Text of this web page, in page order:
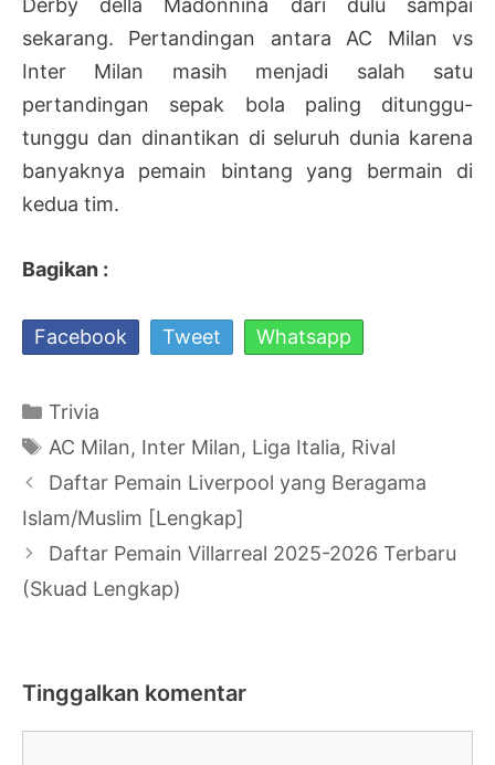
Derby della Madonnina dari dulu sampai
sekarang. Pertandingan antara AC Milan vs
Inter Milan masih menjadi salah satu
pertandingan sepak bola paling ditunggu-
tunggu dan dinantikan di seluruh dunia karena
banyaknya pemain bintang yang bermain di
kedua tim.
Bagikan :
Facebook Tweet Whatsapp
Kategori
Trivia
Tag
AC Milan, Inter Milan, Liga Italia, Rival
Navigasi
Tulisan
Daftar Pemain Liverpool yang Beragama
Islam/Muslim [Lengkap]
Daftar Pemain Villarreal 2025-2026 Terbaru
(Skuad Lengkap)
Tinggalkan komentar